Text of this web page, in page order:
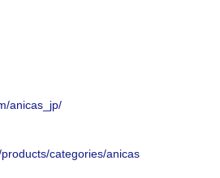
anicas_jp/
categories/anicas